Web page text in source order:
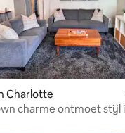
Charlotte
charme ontmoet stijl